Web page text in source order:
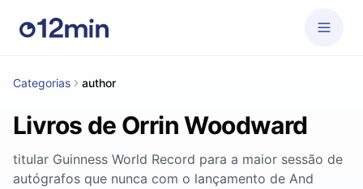
Categorias author
Livros de Orrin Woodward
titular Guinness World Record para a maior sessão de
autógrafos que nunca com o lançamento de And